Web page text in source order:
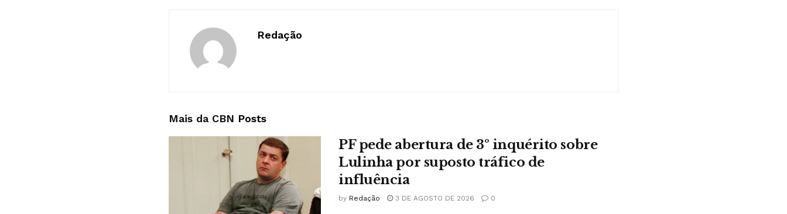
Redação
Mais da CBN Posts
PF pede abertura de 3º inquérito sobre
Lulinha por suposto tráfico de
influência
by Redação 3 DE AGOSTO DE 2026 0